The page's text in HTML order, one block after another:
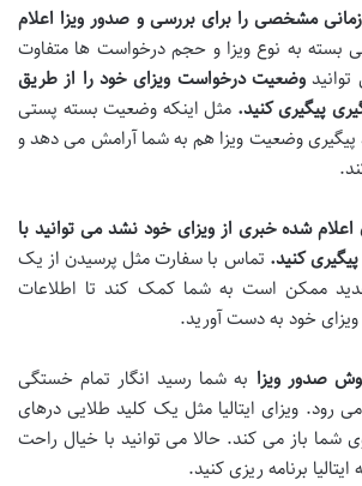
مشخصی را برای بررسی و صدور ویزا اعلام
بسته به نوع ویزا و حجم درخواست ها متفاوت
وضعیت درخواست ویزای خود را از طریق
پیگیری کنید. مثل اینکه وضعیت بسته پستی
پیگیری وضعیت ویزا هم به شما آرامش می دهد و
شده خبری از ویزای خود نشد می توانید با
کنید. تماس با سفارت مثل پرسیدن از یک
ممکن است به شما کمک کند تا اطلاعات
خود به دست آورید.
صدور ویزا به شما رسید انگار تمام خستگی
رود. ویزای ایتالیا مثل یک کلید طلایی درهای
شما باز می کند. حالا می توانید با خیال راحت
برنامه ریزی کنید.